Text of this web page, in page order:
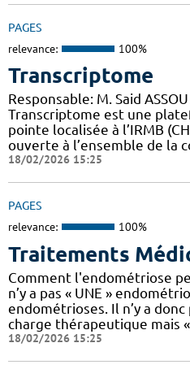
PAGES
relevance: 100%
Transcriptome
Responsable: M. Said
Transcriptome est une
pointe localisée à l’IRMB
ouverte à l’ensemble de la
18/02/2026 15:25
PAGES
relevance: 100%
Traitements
Comment l'endométriose
n’y a pas « UNE »
endométrioses. Il n’y a donc
charge thérapeutique mais
18/02/2026 15:25